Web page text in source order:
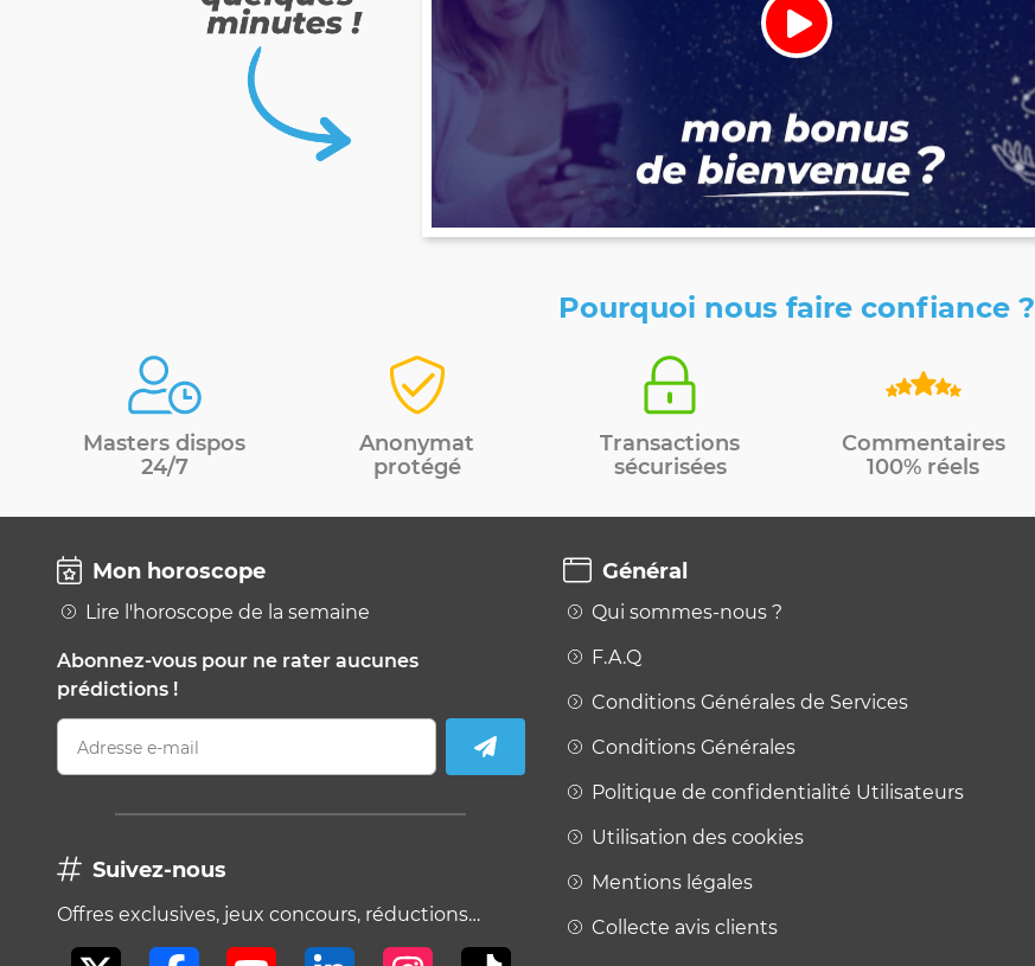
Pourquoi nous faire confiance ?
Masters dispos
24/7
Anonymat
protégé
Transactions
sécurisées
Commentaires
100% réels
Mon horoscope
Lire l'horoscope de la semaine
Abonnez-vous pour ne rater aucunes
prédictions !
Adresse e-mail
Suivez-nous
Offres exclusives, jeux concours, réductions…
Général
Qui sommes-nous ?
F.A.Q
Conditions Générales de Services
Conditions Générales
Politique de confidentialité Utilisateurs
Utilisation des cookies
Mentions légales
Collecte avis clients